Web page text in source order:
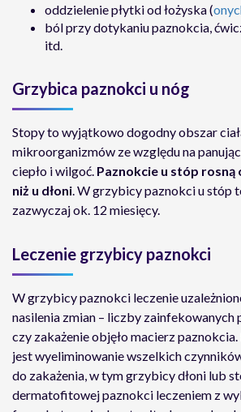
oddzielenie płytki od łożyska (
ból przy dotykaniu paznokcia,
itd.
Grzybica paznokci u nóg
Stopy to wyjątkowo dogodny obszar
mikroorganizmów ze względu na
ciepło i wilgoć. Paznokcie u stóp rosną
niż u dłoni. W grzybicy paznokci u stóp
zazwyczaj ok. 12 miesięcy.
Leczenie grzybicy paznokci
W grzybicy paznokci leczenie
nasilenia zmian – liczby zainfekowanych
czy zakażenie objęło macierz
jest wyeliminowanie wszelkich
do zakażenia, w tym grzybicy dłoni lub
dermatofitowej paznokci leczeniem z